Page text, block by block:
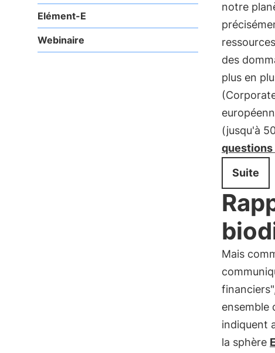
Elément-E
Webinaire
notre
des
plus en
(jusqu'à
questions
Suite
Mais
ensemble
indiquent
la sphère